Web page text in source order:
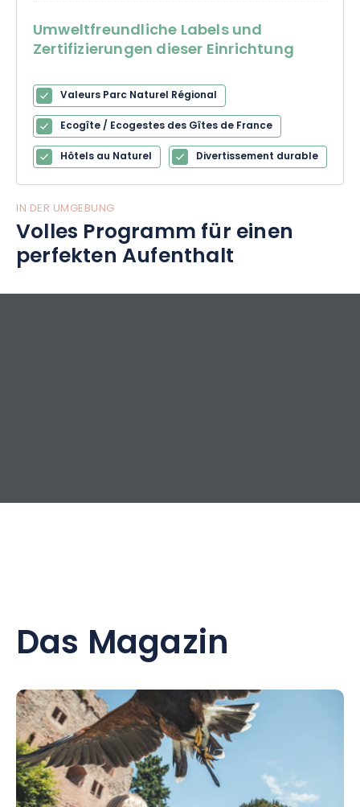
Umweltfreundliche Labels und
Zertifizierungen dieser Einrichtung
Valeurs Parc Naturel Régional
Ecogîte / Ecogestes des Gîtes de France
Hôtels au Naturel
Divertissement durable
IN DER UMGEBUNG
Volles Programm für einen
perfekten Aufenthalt
Das Magazin